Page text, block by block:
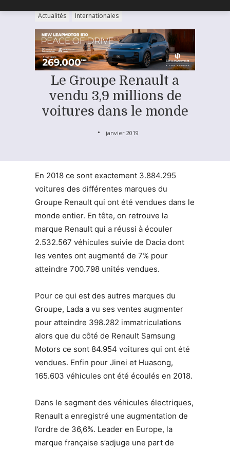
Actualités Internationales
Le Groupe Renault a
vendu 3,9 millions de
voitures dans le monde
janvier 2019
En 2018 ce sont exactement 3.884.295
voitures des différentes marques du
Groupe Renault qui ont été vendues dans le
monde entier. En tête, on retrouve la
marque Renault qui a réussi à écouler
2.532.567 véhicules suivie de Dacia dont
les ventes ont augmenté de 7% pour
atteindre 700.798 unités vendues.
Pour ce qui est des autres marques du
Groupe, Lada a vu ses ventes augmenter
pour atteindre 398.282 immatriculations
alors que du côté de Renault Samsung
Motors ce sont 84.954 voitures qui ont été
vendues. Enfin pour Jinei et Huasong,
165.603 véhicules ont été écoulés en 2018.
Dans le segment des véhicules électriques,
Renault a enregistré une augmentation de
l’ordre de 36,6%. Leader en Europe, la
marque française s’adjuge une part de